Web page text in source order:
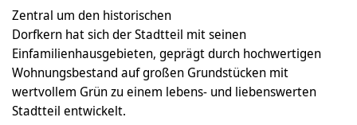
Zentral um den historischen
Dorfkern hat sich der Stadtteil mit seinen
Einfamilienhausgebieten, geprägt durch hochwertigen
Wohnungsbestand auf großen Grundstücken mit
wertvollem Grün zu einem lebens- und liebenswerten
Stadtteil entwickelt.